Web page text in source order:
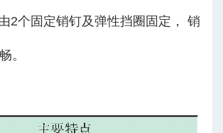
2个固定销钉及弹性挡圈固定， 销
。